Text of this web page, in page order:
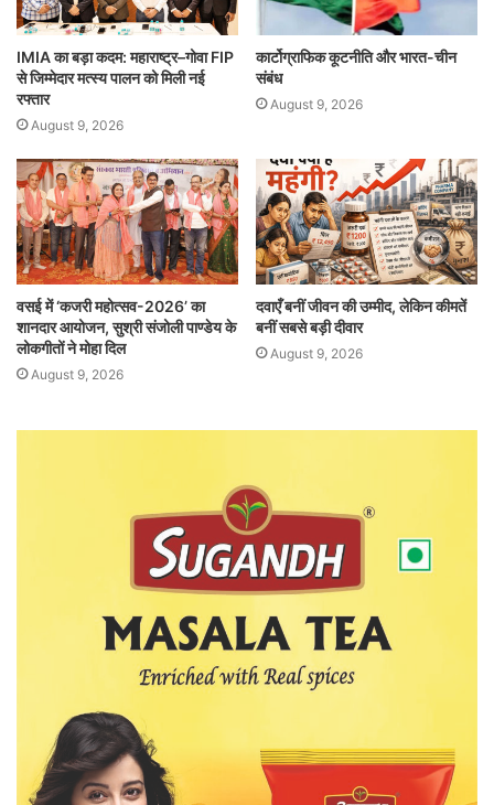
IMIA का बड़ा कदम: महाराष्ट्र–गोवा FIP
से जिम्मेदार मत्स्य पालन को मिली नई
रफ्तार
August 9, 2026
कार्टोग्राफिक कूटनीति और भारत-चीन
संबंध
August 9, 2026
वसई में ‘कजरी महोत्सव-2026’ का
शानदार आयोजन, सुश्री संजोली पाण्डेय के
लोकगीतों ने मोहा दिल
August 9, 2026
दवाएँ बनीं जीवन की उम्मीद, लेकिन कीमतें
बनीं सबसे बड़ी दीवार
August 9, 2026